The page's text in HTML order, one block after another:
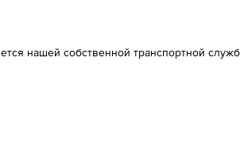
нашей собственной транспортной